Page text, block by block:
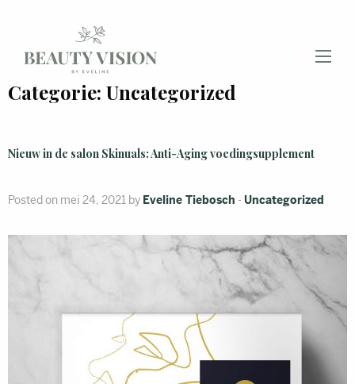
Categorie: Uncategorized
Nieuw in de salon Skinuals: Anti-Aging voedingsupplement
Posted on mei 24, 2021 by Eveline Tiebosch - Uncategorized